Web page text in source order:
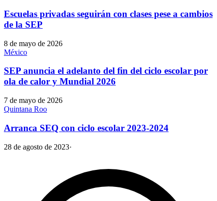
Escuelas privadas seguirán con clases pese a cambios
de la SEP
8 de mayo de 2026
México
SEP anuncia el adelanto del fin del ciclo escolar por
ola de calor y Mundial 2026
7 de mayo de 2026
Quintana Roo
Arranca SEQ con ciclo escolar 2023-2024
28 de agosto de 2023·